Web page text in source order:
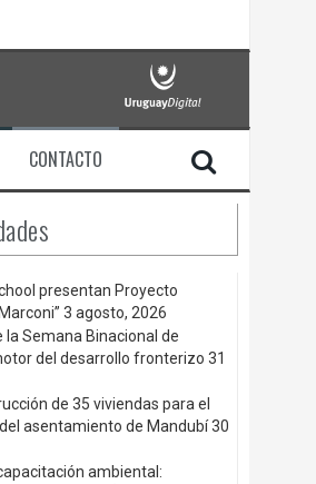
CONTACTO
presentan Proyecto
3 agosto, 2026
la Semana Binacional de
del desarrollo fronterizo 31
de 35 viviendas para el
asentamiento de Mandubí 30
ambiental: